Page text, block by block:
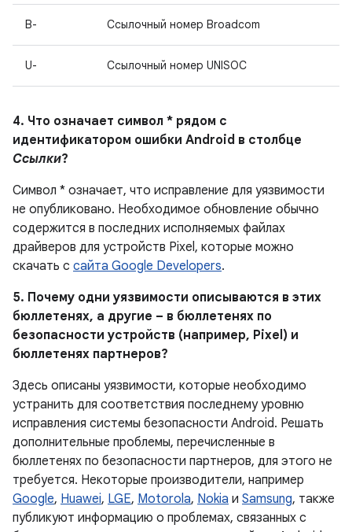
B- Ссылочный номер Broadcom
U- Ссылочный номер UNISOC
4. Что означает символ * рядом с
идентификатором ошибки Android в столбце
Ссылки?
Символ * означает, что исправление для уязвимости
не опубликовано. Необходимое обновление обычно
содержится в последних исполняемых файлах
драйверов для устройств Pixel, которые можно
скачать с сайта Google Developers.
5. Почему одни уязвимости описываются в этих
бюллетенях, а другие – в бюллетенях по
безопасности устройств (например, Pixel) и
бюллетенях партнеров?
Здесь описаны уязвимости, которые необходимо
устранить для соответствия последнему уровню
исправления системы безопасности Android. Решать
дополнительные проблемы, перечисленные в
бюллетенях по безопасности партнеров, для этого не
требуется. Некоторые производители, например
Google, Huawei, LGE, Motorola, Nokia и Samsung, также
публикуют информацию о проблемах, связанных с